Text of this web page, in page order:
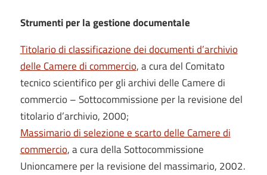
Strumenti per la gestione documentale
Titolario di classificazione dei documenti d’archivio
delle Camere di commercio, a cura del Comitato
tecnico scientifico per gli archivi delle Camere di
commercio – Sottocommissione per la revisione del
titolario d’archivio, 2000;
Massimario di selezione e scarto delle Camere di
commercio, a cura della Sottocommissione
Unioncamere per la revisione del massimario, 2002.